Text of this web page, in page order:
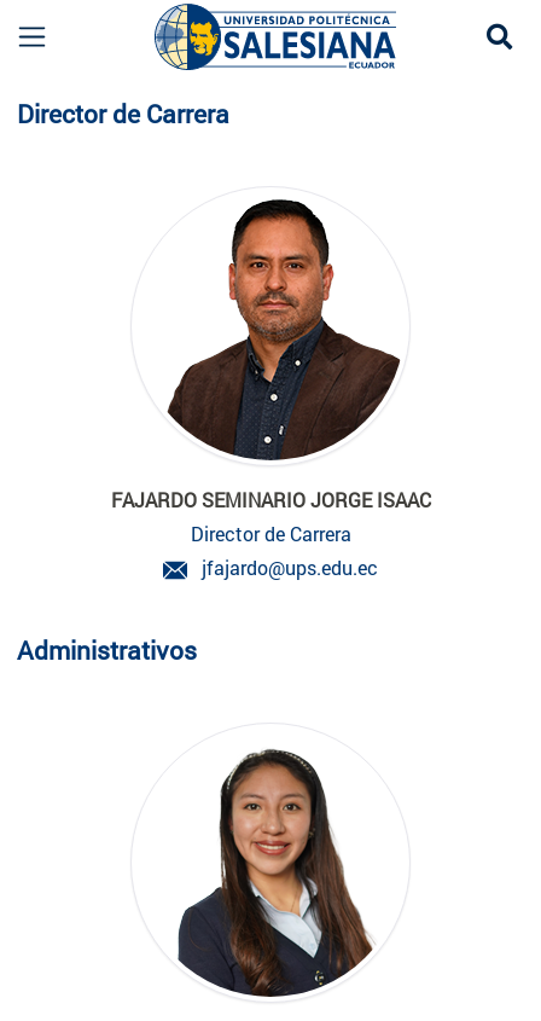
Director de Carrera
FAJARDO SEMINARIO JORGE ISAAC
Director de Carrera
jfajardo@ups.edu.ec
Administrativos